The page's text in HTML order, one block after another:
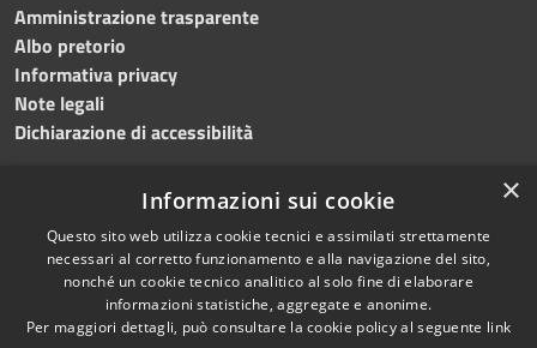
Amministrazione trasparente
Albo pretorio
Informativa privacy
Note legali
Dichiarazione di accessibilità
RSS
Accessibilità
Cookie
Copyright © 2024 •
Comune diGrottaminarda
• Powered byMunicipium
•Redazione
×
Informazioni sui cookie
Questo sito web utilizza cookie tecnici e assimilati strettamente
necessari al corretto funzionamento e alla navigazione del sito,
nonché un cookie tecnico analitico al solo fine di elaborare
informazioni statistiche, aggregate e anonime.
Per maggiori dettagli, può consultare la cookie policy al seguente link